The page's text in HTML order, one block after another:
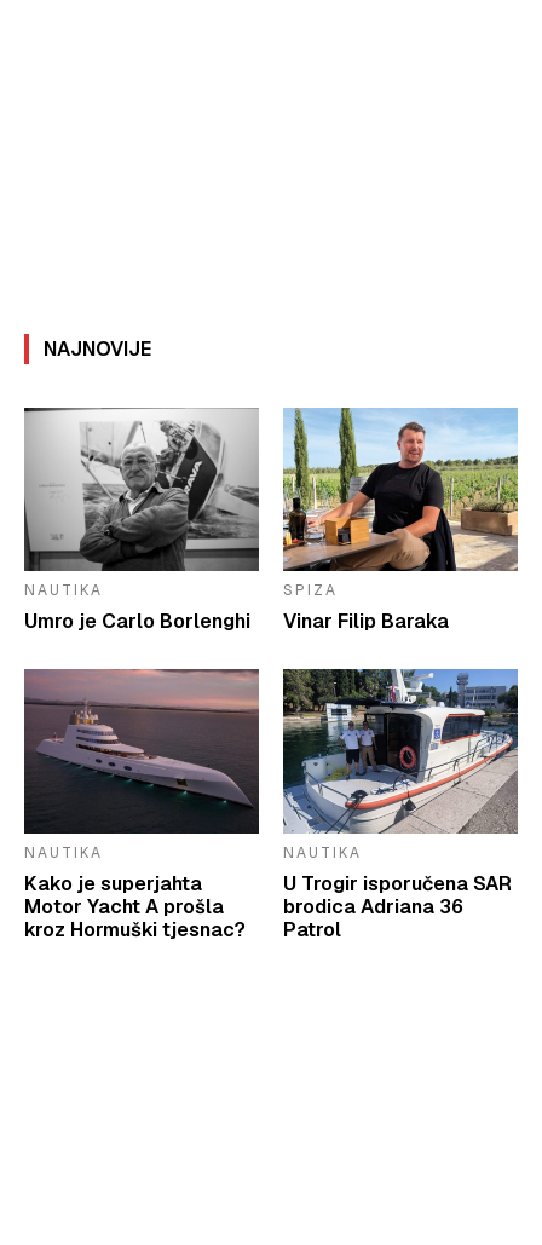
NAJNOVIJE
NAUTIKA
Umro je Carlo Borlenghi
SPIZA
Vinar Filip Baraka
NAUTIKA
Kako je superjahta
Motor Yacht A prošla
kroz Hormuški tjesnac?
NAUTIKA
U Trogir isporučena SAR
brodica Adriana 36
Patrol